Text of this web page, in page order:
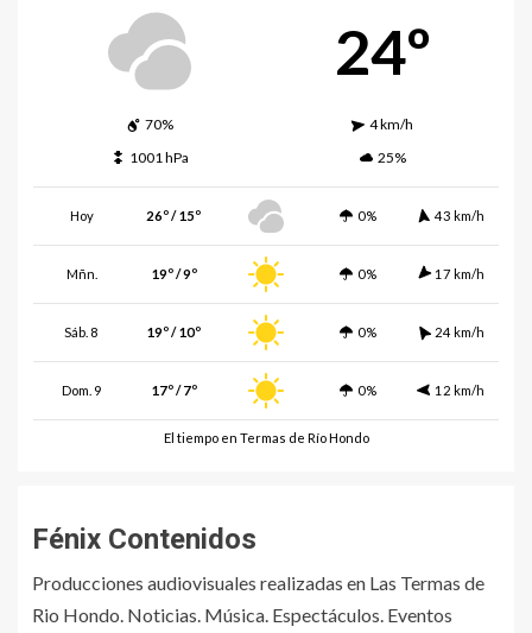
24º
70%
4 km/h
1001 hPa
25%
Hoy 26º / 15º 0% 43 km/h
Mñn. 19º / 9º 0% 17 km/h
Sáb. 8 19º / 10º 0% 24 km/h
Dom. 9 17º / 7º 0% 12 km/h
El tiempo en Termas de Río Hondo
Fénix Contenidos
Producciones audiovisuales realizadas en Las Termas de
Rio Hondo. Noticias. Música. Espectáculos. Eventos